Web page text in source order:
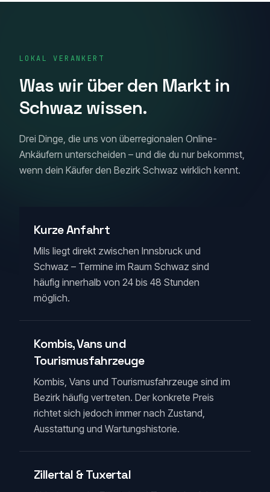
LOKAL VERANKERT
Was wir über den Markt in
Schwaz wissen.
Drei Dinge, die uns von überregionalen Online-
Ankäufern unterscheiden – und die du nur bekommst,
wenn dein Käufer den Bezirk Schwaz wirklich kennt.
Kurze Anfahrt
Mils liegt direkt zwischen Innsbruck und
Schwaz – Termine im Raum Schwaz sind
häufig innerhalb von 24 bis 48 Stunden
möglich.
Kombis, Vans und
Tourismusfahrzeuge
Kombis, Vans und Tourismusfahrzeuge sind im
Bezirk häufig vertreten. Der konkrete Preis
richtet sich jedoch immer nach Zustand,
Ausstattung und Wartungshistorie.
Zillertal & Tuxertal